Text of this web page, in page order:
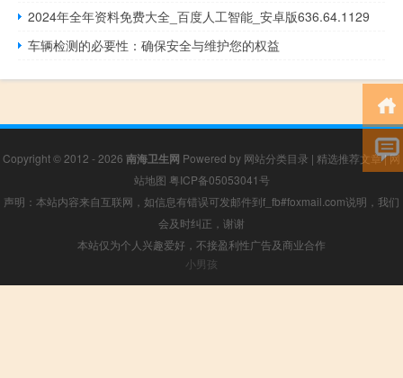
2024年全年资料免费大全_百度人工智能_安卓版636.64.1129
车辆检测的必要性：确保安全与维护您的权益
Copyright © 2012 - 2026 南海卫生网 Powered by 网站分类目录 | 精选推荐文章|网
站地图 粤ICP备05053041号
声明：本站内容来自互联网，如信息有错误可发邮件到f_fb#foxmail.com说明，我们
会及时纠正，谢谢
本站仅为个人兴趣爱好，不接盈利性广告及商业合作
小男孩